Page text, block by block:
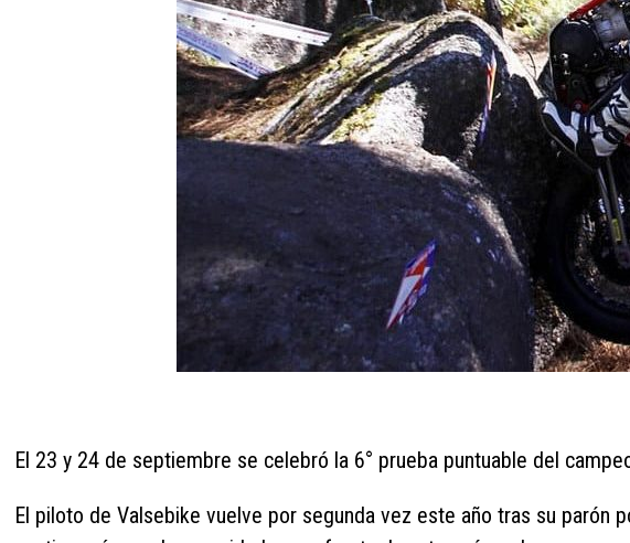
El 23 y 24 de septiembre se celebró la 6° prueba puntuable del
El piloto de Valsebike vuelve por segunda vez este año tras su parón